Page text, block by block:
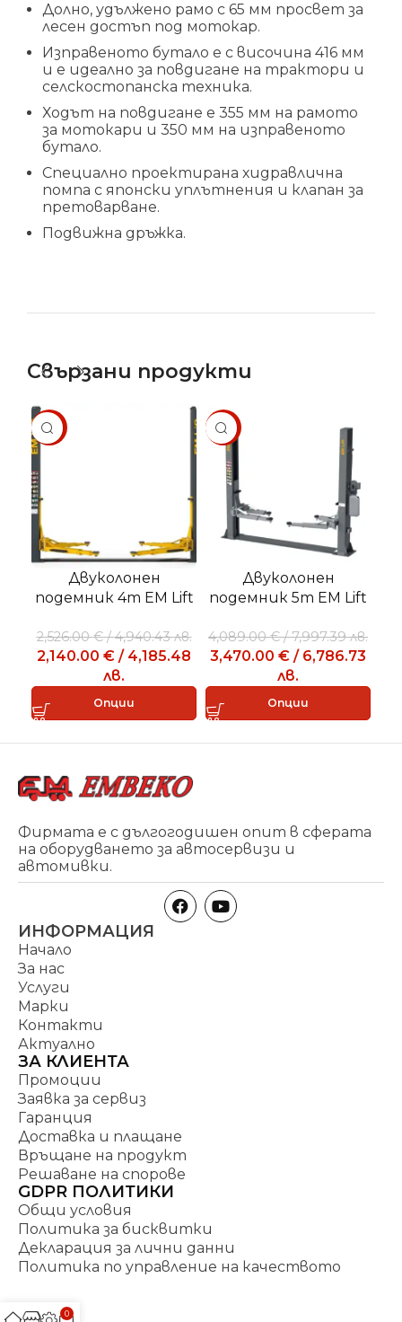
Долно, удължено рамо с 65 мм просвет за
лесен достъп под мотокар.
Изправеното бутало е с височина 416 мм
и е идеално за повдигане на трактори и
селскостопанска техника.
Ходът на повдигане е 355 мм на рамото
за мотокари и 350 мм на изправеното
бутало.
Специално проектирана хидравлична
помпа с японски уплътнения и клапан за
претоварване.
Подвижна дръжка.
Свързани продукти
SALE
Двуколонен
подемник 4т EM Lift
2,526.00€ /4,940.43лв.
2,140.00 € / 4,185.48
лв.
Опции
SALE
Двуколонен
подемник 5т EM Lift
4,089.00€ /7,997.39лв.
3,470.00 € / 6,786.73
лв.
Опции
Фирмата е с дългогодишен опит в сферата
на оборудването за автосервизи и
автомивки.
ИНФОРМАЦИЯ
Начало
За нас
Услуги
Марки
Контакти
Актуално
ЗА КЛИЕНТА
Промоции
Заявка за сервиз
Гаранция
Доставка и плащане
Връщане на продукт
Решаване на спорове
GDPR ПОЛИТИКИ
Общи условия
Политика за бисквитки
Декларация за лични данни
Политика по управление на качеството
0